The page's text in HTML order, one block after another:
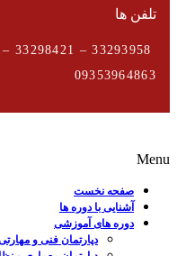
تلفن ها
09353964863
Menu
صفحه نخست
آشنایی با دوره ها
دوره های آموزشی
دپارتمان فنی و